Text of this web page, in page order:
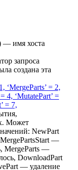
— имя хоста
запроса
создана эта
‘MergeParts’ = 2,
4, ‘MutatePart’ =
= 7,
Может
NewPart
—
MergeParts —
DownloadPart
— удаление